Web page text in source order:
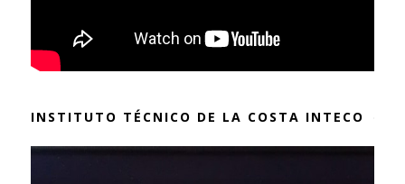
INSTITUTO TÉCNICO DE LA COSTA INTECO